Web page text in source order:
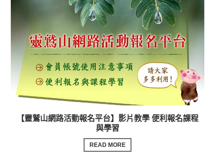
【靈鷲山網路活動報名平台】影片教學 便利報名課程
與學習
READ MORE